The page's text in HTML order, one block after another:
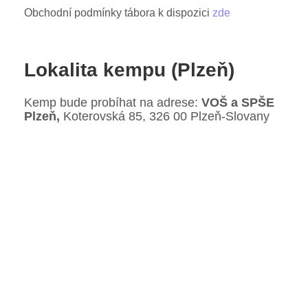
Obchodní podmínky tábora k dispozici zde
Lokalita kempu (Plzeň)
Kemp bude probíhat na adrese: VOŠ a SPŠE
Plzeň, Koterovská 85, 326 00 Plzeň-Slovany